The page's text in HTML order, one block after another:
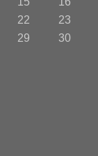
22
23
29
30